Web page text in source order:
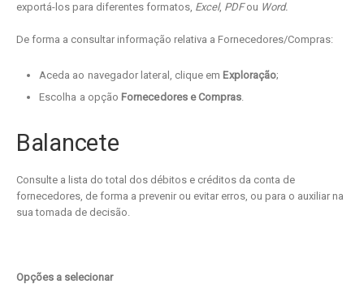
exportá-los para diferentes formatos, Excel, PDFou Word.
De forma a consultar informação relativa a Fornecedores/Compras:
Aceda ao navegador lateral, clique em Exploração;
Escolha a opção Fornecedores e Compras.
Balancete
Consulte a lista do total dos débitos e créditos da conta de
fornecedores, de forma a prevenir ou evitar erros, ou para o auxiliar na
sua tomada de decisão.
Opções a selecionar